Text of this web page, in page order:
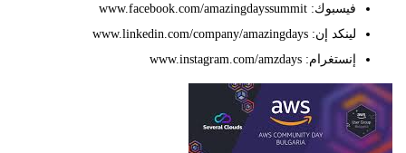
فيسبوك: www.facebook.com/amazingdayssummit
لينكد إن: www.linkedin.com/company/amazingdays
إنستغرام: www.instagram.com/amzdays